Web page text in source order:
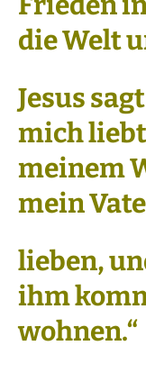
die Welt
Jesus
mich
meinem
mein
lieben,
ihm
wohnen.“